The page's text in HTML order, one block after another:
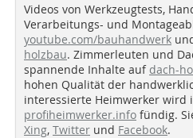
Videos von Werkzeugtests,
Verarbeitungs- und
youtube.com/bauhandwerk
holzbau. Zimmerleuten und
spannende Inhalte auf dach-
hohen Qualität der
interessierte Heimwerker wird
profiheimwerker.info fündig.
Xing, Twitter und Facebook.